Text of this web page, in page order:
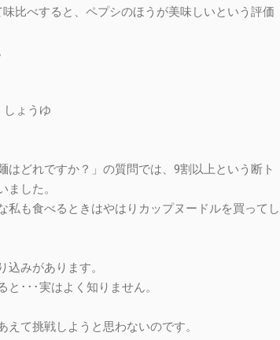
比べすると、ペプシのほうが美味しいという評価
ょうゆ
どれですか？」の質問では、9割以上という断ト
した。
も食べるときはやはりカップヌードルを買ってし
みがあります。
･･･実はよく知りません。
て挑戦しようと思わないのです。